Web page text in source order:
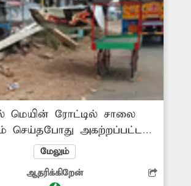
மெயின் ரோட்டில் சாலை
செய்தபோது அகற்றப்பட்ட
நடை பாதை ஓரத்தில்
ஆனால் 4 மாதங்கள்
மின்கம்பங்கள்
மேலும்
ஆதரிக்கிறேன்